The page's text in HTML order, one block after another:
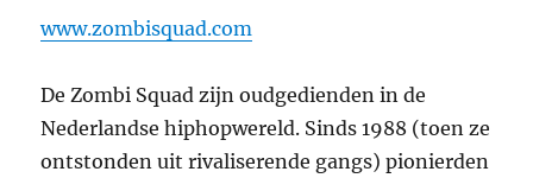
www.zombisquad.com
De Zombi Squad zijn oudgedienden in de
Nederlandse hiphopwereld. Sinds 1988 (toen ze
ontstonden uit rivaliserende gangs) pionierden